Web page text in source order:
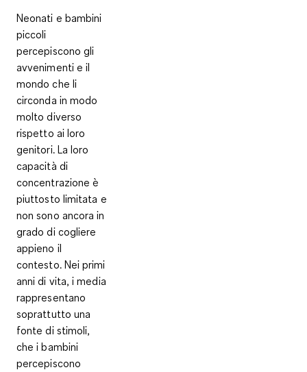
Neonati e bambini
piccoli
percepiscono gli
avvenimenti e il
mondo che li
circonda in modo
molto diverso
rispetto ai loro
genitori. La loro
capacità di
concentrazione è
piuttosto limitata e
non sono ancora in
grado di cogliere
appieno il
contesto. Nei primi
anni di vita, i media
rappresentano
soprattutto una
fonte di stimoli,
che i bambini
percepiscono